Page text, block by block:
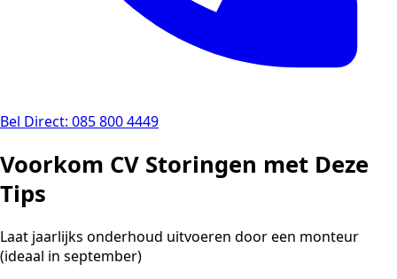
Bel Direct: 085 800 4449
Voorkom CV Storingen met Deze
Tips
Laat jaarlijks onderhoud uitvoeren door een monteur
(ideaal in september)